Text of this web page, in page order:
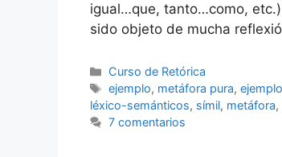
igual…que, tanto…como,
sido objeto de mucha
Categorías
Curso de Retórica
Etiquetas
ejemplo, metáfora pura,
léxico-semánticos, símil, metáfora,
7 comentarios